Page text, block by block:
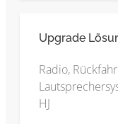
Upgrade
Radio,
HJ